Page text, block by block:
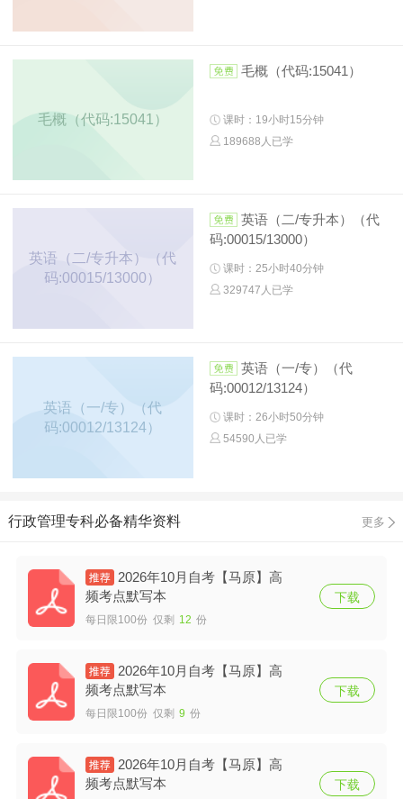
毛概（代码:15041）
毛概（代码:15041）
课时：19小时15分钟
189688人已学
英语（二/专升本）（代
码:00015/13000）
英语（二/专升本）（代
码:00015/13000）
课时：25小时40分钟
329747人已学
英语（一/专）（代
码:00012/13124）
英语（一/专）（代
码:00012/13124）
课时：26小时50分钟
54590人已学
行政管理专科必备精华资料 更多
2026年10月自考【马原】高
频考点默写本
每日限100份 仅剩 12 份
下载
2026年10月自考【马原】高
频考点默写本
每日限100份 仅剩 9 份
下载
2026年10月自考【马原】高
频考点默写本
下载